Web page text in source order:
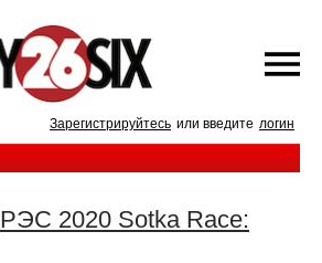
Зарегистрируйтесь или введите логин
РЭС 2020 Sotka Race: